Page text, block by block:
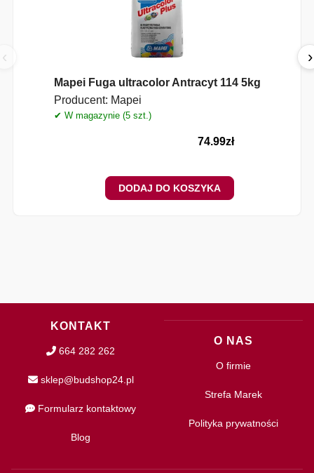
‹
Mapei Fuga ultracolor Antracyt 114 5kg
Producent: Mapei
✔ W magazynie (5 szt.)
74.99zł
DODAJ DO KOSZYKA
›
KONTAKT
664 282 262
sklep@budshop24.pl
Formularz kontaktowy
Blog
O NAS
O firmie
Strefa Marek
Polityka prywatności